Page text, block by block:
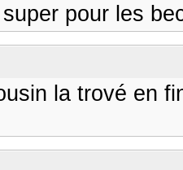
pour les
la trové en